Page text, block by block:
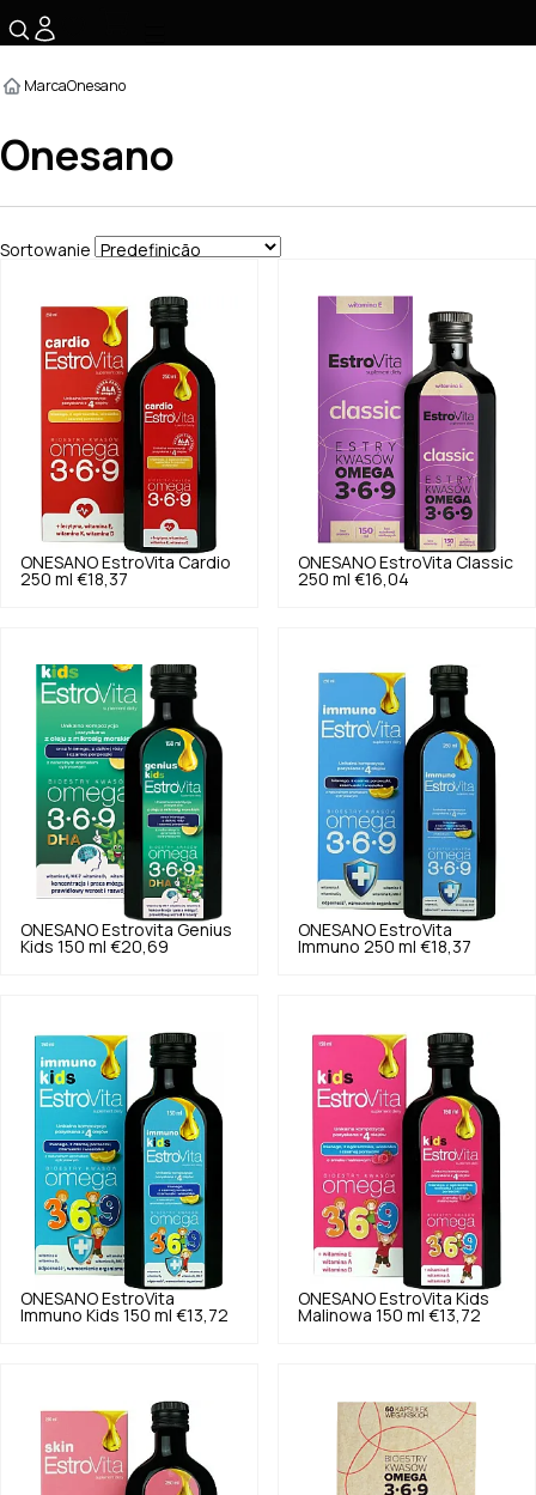
MarcaOnesano
Onesano
Sortowanie
ONESANO EstroVita Cardio
250 ml €18,37
ONESANO EstroVita Classic
250 ml €16,04
ONESANO Estrovita Genius
Kids 150 ml €20,69
ONESANO EstroVita
Immuno 250 ml €18,37
ONESANO EstroVita
Immuno Kids 150 ml €13,72
ONESANO EstroVita Kids
Malinowa 150 ml €13,72